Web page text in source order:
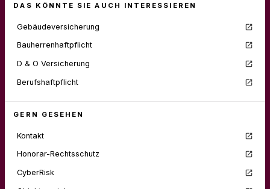
DAS KÖNNTE SIE AUCH INTERESSIEREN
Gebäudeversicherung
Bauherrenhaftpflicht
D & O Versicherung
Berufshaftpflicht
GERN GESEHEN
Kontakt
Honorar-Rechtsschutz
CyberRisk